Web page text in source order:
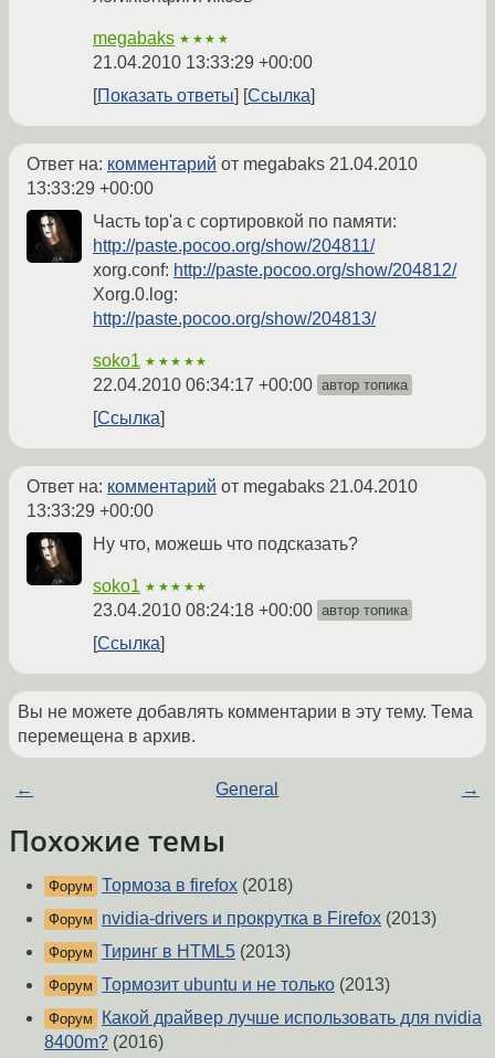
megabaks ★★★★
21.04.2010 13:33:29 +00:00
Показать ответы
Ссылка
Ответ на: комментарий от megabaks 21.04.2010
13:33:29 +00:00
Часть top'а с сортировкой по памяти:
http://paste.pocoo.org/show/204811/
xorg.conf: http://paste.pocoo.org/show/204812/
Xorg.0.log:
http://paste.pocoo.org/show/204813/
soko1 ★★★★★
22.04.2010 06:34:17 +00:00 автор топика
Ссылка
Ответ на: комментарий от megabaks 21.04.2010
13:33:29 +00:00
Ну что, можешь что подсказать?
soko1 ★★★★★
23.04.2010 08:24:18 +00:00 автор топика
Ссылка
Вы не можете добавлять комментарии в эту тему. Тема
перемещена в архив.
← General →
Похожие темы
Форум Тормоза в firefox (2018)
Форум nvidia-drivers и прокрутка в Firefox (2013)
Форум Тиринг в HTML5 (2013)
Форум Тормозит ubuntu и не только (2013)
Форум
Какой драйвер лучше использовать для nvidia
8400m? (2016)